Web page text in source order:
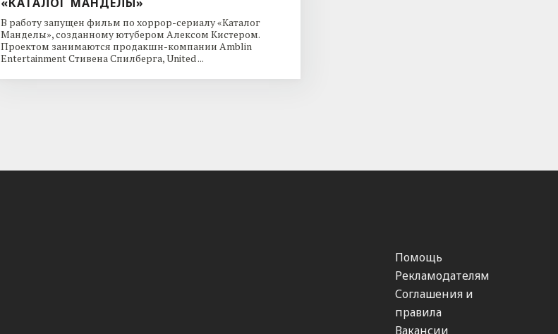
В работу запущен фильм по хоррор-сериалу «Каталог
Манделы», созданному ютубером Алексом Кистером.
Проектом занимаются продакшн-компании Amblin
Entertainment Стивена Спилберга, United ...
Помощь
Рекламодателям
Соглашения и
правила
Вакансии